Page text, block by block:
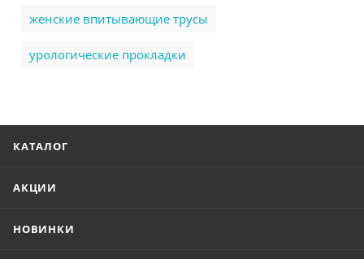
женские впитывающие трусы
урологические прокладки
КАТАЛОГ
АКЦИИ
НОВИНКИ